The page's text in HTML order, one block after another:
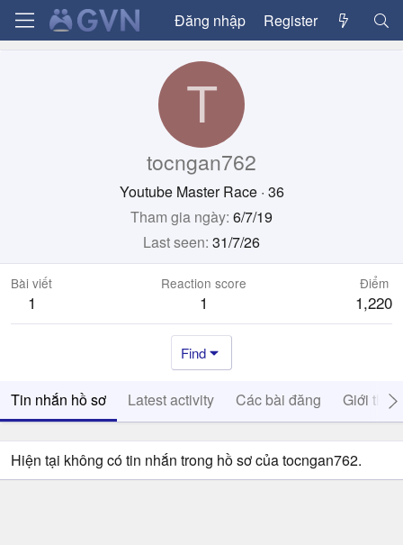
Đăng nhập Register
T
tocngan762
Youtube Master Race · 36
Tham gia ngày 6/7/19
Last seen 31/7/26
Bài viết
1
Reaction score
1
Điểm
1,220
Find
Tin nhắn hồ sơ Latest activity Các bài đăng Giới thiệu
Hiện tại không có tin nhắn trong hồ sơ của tocngan762.